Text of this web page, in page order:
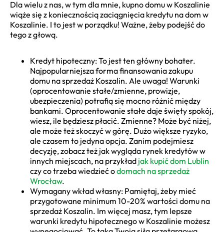
Dla wielu z nas, w tym dla mnie, kupno domu w Koszalinie
wiąże się z koniecznością zaciągnięcia kredytu na dom w
Koszalinie. I to jest w porządku! Ważne, żeby podejść do
tego z głową.
Kredyt hipoteczny: To jest ten główny bohater.
Najpopularniejsza forma finansowania zakupu
domu na sprzedaż Koszalin. Ale uwaga! Warunki
(oprocentowanie stałe/zmienne, prowizje,
ubezpieczenia) potrafią się mocno różnić między
bankami. Oprocentowanie stałe daje święty spokój,
wiesz, ile będziesz płacić. Zmienne? Może być niżej,
ale może też skoczyć w górę. Dużo większe ryzyko,
ale czasem to jedyna opcja. Zanim podejmiesz
decyzję, zobacz też jak wygląda rynek kredytów w
innych miejscach, na przykład jak kupić dom Lublin
czy co trzeba wiedzieć odomach na sprzedaż
Wrocław.
Wymagany wkład własny: Pamiętaj, żeby mieć
przygotowane minimum 10-20% wartości domu na
sprzedaż Koszalin. Im więcej masz, tym lepsze
warunki kredytu hipotecznego w Koszalinie możesz